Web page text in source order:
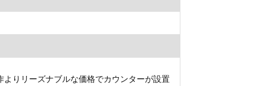
りリーズナブルな価格でカウンターが設置